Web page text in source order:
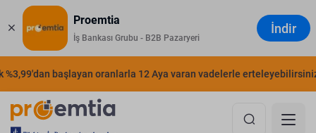
Proemtia
İş Bankası Grubu - B2B Pazaryeri
İndir
başlayan oranlarla 12 Aya varan vadelerle erteleyebilirsiniz.